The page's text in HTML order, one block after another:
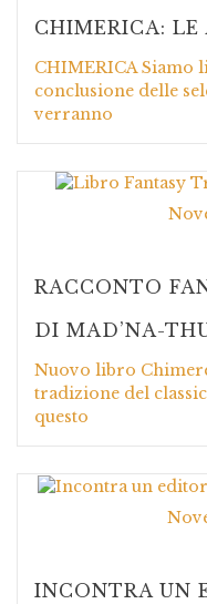
CHIMERICA:
CHIMERICA Siamo
conclusione delle
verranno
RACCONTO
DI MAD’NA-
Nuovo libro
tradizione del
questo
INCONTRA UN